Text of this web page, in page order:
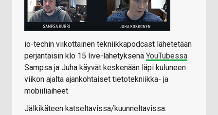
io-techin viikottainen tekniikkapodcast lähetetään
perjantaisin klo 15 live-lähetyksenä YouTubessa.
Sampsa ja Juha käyvät keskenään läpi kuluneen
viikon ajalta ajankohtaiset tietotekniikka- ja
mobiiliaiheet.
Jälkikäteen katseltavissa/kuunneltavissa: